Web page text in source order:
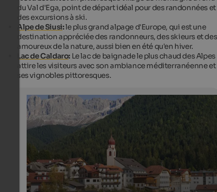
Welschnofen in Eggental
In summer, the picturesque village in the Dolomites is
paradise for hikers, mountain bikers and nature lovers.
Eggental Tourismus - Othmar Seehauser
du Val d'Ega, point de départ idéal pour des randonnées et
des excursions à ski.
Alpe de Siusi:le plus grand alpage d'Europe, qui est une
destination appréciée des randonneurs, des skieurs et des
amoureux de la nature, aussi bien en été qu'en hiver.
Lac de Caldaro: Le lac de baignade le plus chaud des Alpes
attire les visiteurs avec son ambiance méditerranéenne et
ses vignobles pittoresques.